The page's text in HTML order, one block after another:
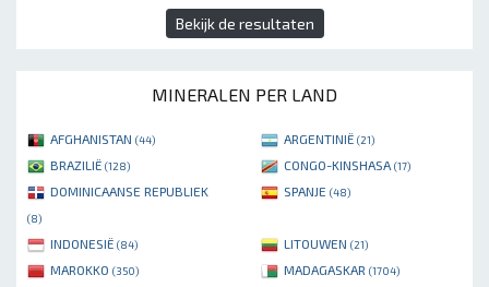
Bekijk de resultaten
MINERALEN PER LAND
AFGHANISTAN (44) ARGENTINIË (21)
BRAZILIË (128) CONGO-KINSHASA (17)
DOMINICAANSE REPUBLIEK
(8)
SPANJE (48)
INDONESIË (84) LITOUWEN (21)
MAROKKO (350) MADAGASKAR (1704)